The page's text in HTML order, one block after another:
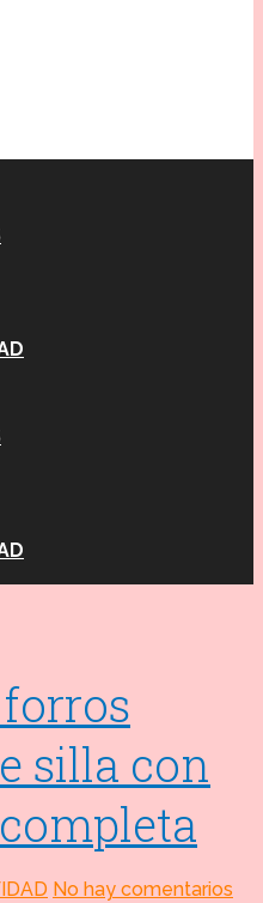
silla con
No hay comentarios